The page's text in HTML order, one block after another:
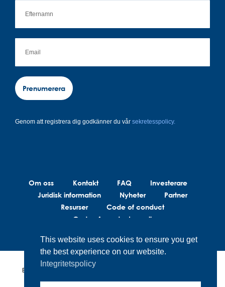
Prenumerera
Genom att registrera dig godkänner du vår sekretesspolicy.
Om oss Kontakt FAQ
Investerare
Juridisk information
Nyheter
Partner
Resurser
Code of conduct
Code of conduct suppliers
BrainLit®s produkter och tjänster är inte avsedda att diagnostisera,
This website uses cookies to ensure you get
the best experience on our website.
Integritetspolicy